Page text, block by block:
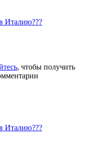
Италию???
, чтобы получить
Италию???